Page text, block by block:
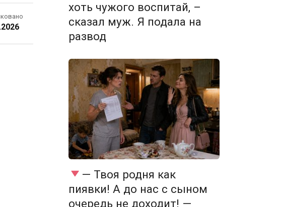
хоть чужого воспитай, –
сказал муж. Я подала на
развод
— Твоя родня как
пиявки! А до нас с сыном
очередь не доходит! —